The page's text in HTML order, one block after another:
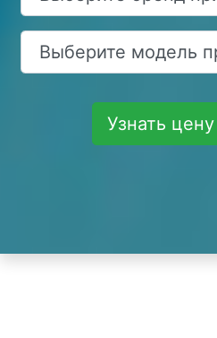
Узнать